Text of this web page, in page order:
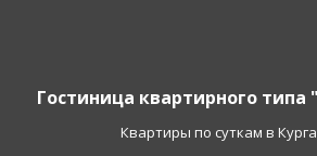
Гостиница квартирного типа
Квартиры по суткам в